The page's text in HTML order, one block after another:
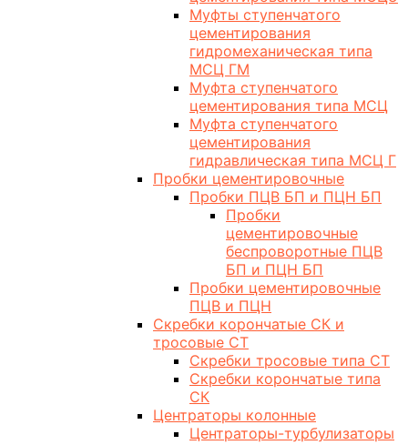
Муфты ступенчатого
цементирования
гидромеханическая типа
МСЦ ГМ
Муфта ступенчатого
цементирования типа МСЦ
Муфта ступенчатого
цементирования
гидравлическая типа МСЦ Г
Пробки цементировочные
Пробки ПЦВ БП и ПЦН БП
Пробки
цементировочные
беспроворотные ПЦВ
БП и ПЦН БП
Пробки цементировочные
ПЦВ и ПЦН
Скребки корончатые СК и
тросовые СТ
Скребки тросовые типа СТ
Скребки корончатые типа
СК
Центраторы колонные
Центраторы-турбулизаторы